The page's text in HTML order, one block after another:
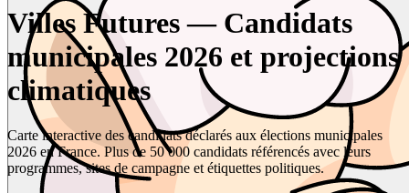
Villes Futures — Candidats
municipales 2026 et projections
climatiques
Carte interactive des candidats déclarés aux élections municipales
2026 en France. Plus de 50 000 candidats référencés avec leurs
programmes, sites de campagne et étiquettes politiques.